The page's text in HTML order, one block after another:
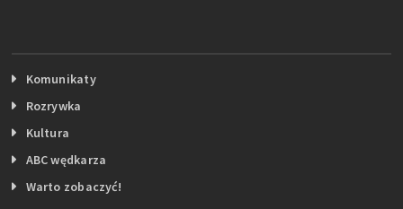
Komunikaty
Rozrywka
Kultura
ABC wędkarza
Warto zobaczyć!